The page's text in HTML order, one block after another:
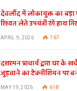
देवलौंद में लोकायुक्त का
रिश्वत लेते उपयंत्री रंगे हाथ
APRIL 9, 2026 767
दशरमन प्राचार्य द्वारा घर
जुड़वाने का टेक्नीशियन पर
MAY 19, 2026 618